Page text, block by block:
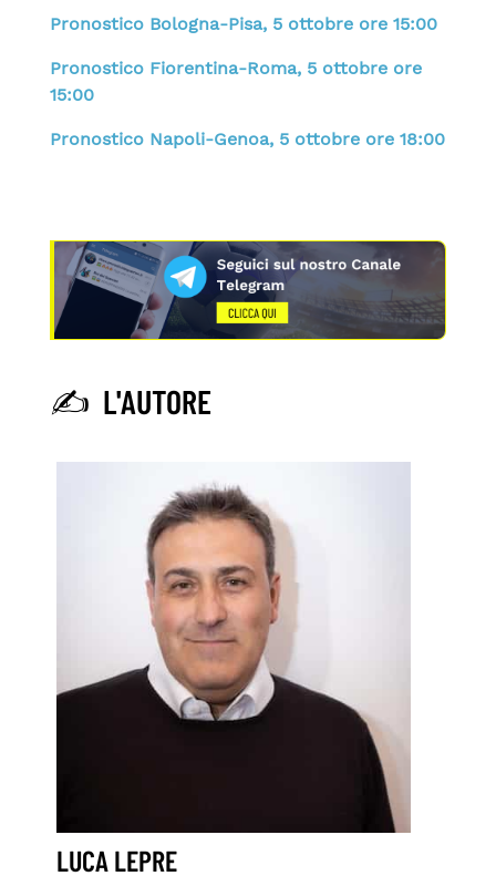
Pronostico Bologna-Pisa, 5 ottobre ore 15:00
Pronostico Fiorentina-Roma, 5 ottobre ore
15:00
Pronostico Napoli-Genoa, 5 ottobre ore 18:00
✍️ L'AUTORE
LUCA LEPRE